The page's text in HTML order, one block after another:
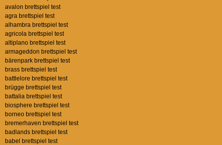
avalon brettspiel test
agra brettspiel test
alhambra brettspiel test
agricola brettspiel test
altiplano brettspiel test
armageddon brettspiel test
bärenpark brettspiel test
brass brettspiel test
battlelore brettspiel test
brügge brettspiel test
battalia brettspiel test
biosphere brettspiel test
borneo brettspiel test
bremerhaven brettspiel test
badlands brettspiel test
babel brettspiel test